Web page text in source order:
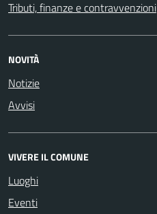
Tributi, finanze e contravvenzioni
NOVITÀ
Notizie
Avvisi
VIVERE IL COMUNE
Luoghi
Eventi